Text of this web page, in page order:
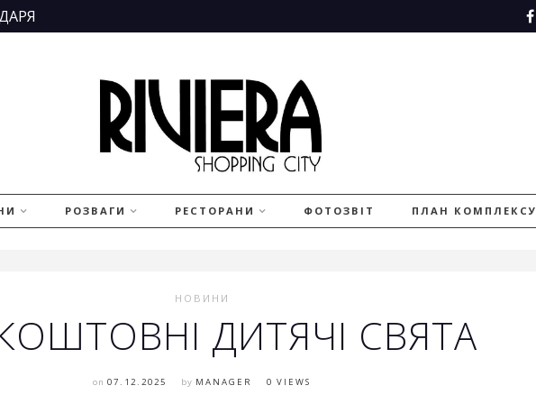
РОЗВАГИ РЕСТОРАНИ ФОТОЗВІТ ПЛАН КОМПЛЕКСУ
НОВИНИ
ДИТЯЧІ СВЯТА
on 07.12.2025 by MANAGER 0 VIEWS